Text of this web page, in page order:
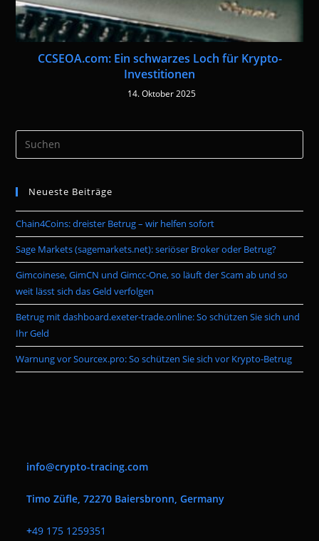
CCSEOA.com: Ein schwarzes Loch für Krypto-
Investitionen
14. Oktober 2025
the
Neueste Beiträge
Chain4Coins: dreister Betrug – wir helfen sofort
Sage Markets (sagemarkets.net): seriöser Broker oder Betrug?
Gimcoinese, GimCN und Gimcc-One, so läuft der Scam ab und so
weit lässt sich das Geld verfolgen
Betrug mit dashboard.exeter-trade.online: So schützen Sie sich und
Ihr Geld
Warnung vor Sourcex.pro: So schützen Sie sich vor Krypto-Betrug
info@crypto-tracing.com
Timo Züfle, 72270 Baiersbronn, Germany
+49 175 1259351